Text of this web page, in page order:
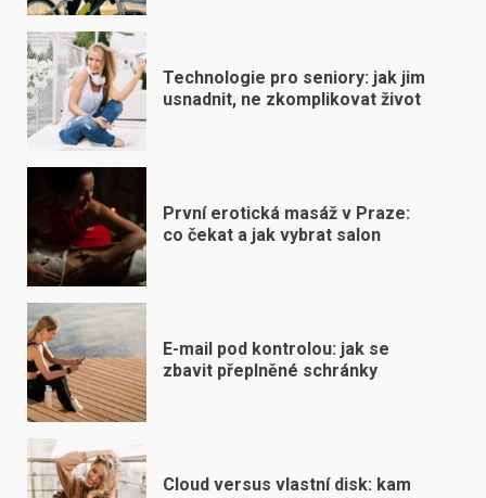
Technologie pro seniory: jak jim
usnadnit, ne zkomplikovat život
První erotická masáž v Praze:
co čekat a jak vybrat salon
E-mail pod kontrolou: jak se
zbavit přeplněné schránky
Cloud versus vlastní disk: kam